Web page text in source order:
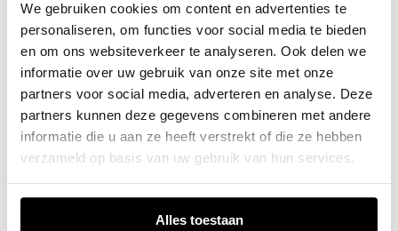
We gebruiken cookies om content en advertenties te
personaliseren, om functies voor social media te bieden
en om ons websiteverkeer te analyseren. Ook delen we
informatie over uw gebruik van onze site met onze
partners voor social media, adverteren en analyse. Deze
partners kunnen deze gegevens combineren met andere
informatie die u aan ze heeft verstrekt of die ze hebben
verzameld op basis van uw gebruik van hun services.
Alles toestaan
Application error: a client-side exception has occurred while
loadingwww.jvk.nl(see the browser consolefor more
information).